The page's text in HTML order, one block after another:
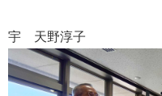
宇 天野淳子